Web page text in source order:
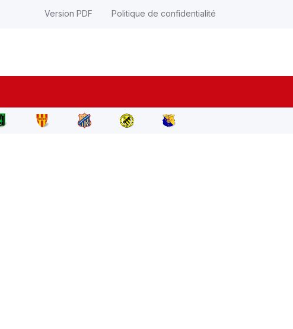
Version PDF Politique de confidentialité